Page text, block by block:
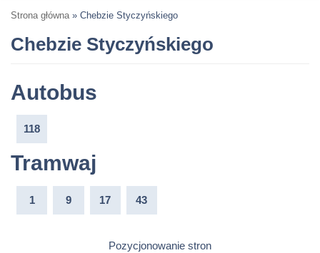
Strona główna » Chebzie Styczyńskiego
Chebzie Styczyńskiego
Autobus
118
Tramwaj
1 9 17 43
Pozycjonowanie stron